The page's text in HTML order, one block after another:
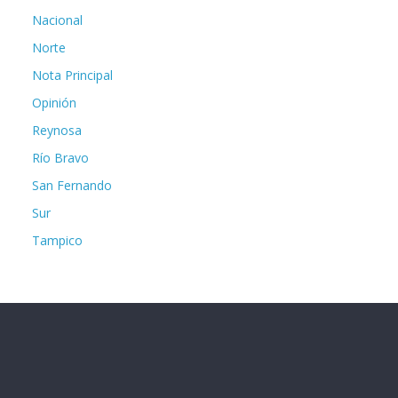
Nacional
Norte
Nota Principal
Opinión
Reynosa
Río Bravo
San Fernando
Sur
Tampico